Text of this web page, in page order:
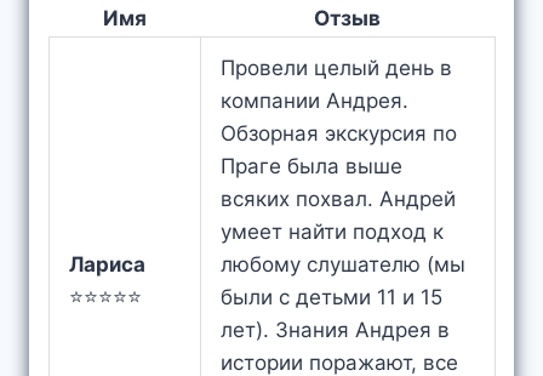
Имя Отзыв
Лариса
⭐⭐⭐⭐⭐
Провели целый день в
компании Андрея.
Обзорная экскурсия по
Праге была выше
всяких похвал. Андрей
умеет найти подход к
любому слушателю (мы
были с детьми 11 и 15
лет). Знания Андрея в
истории поражают, все